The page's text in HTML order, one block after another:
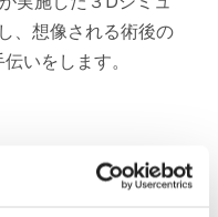
、想像される術後の
いをします。